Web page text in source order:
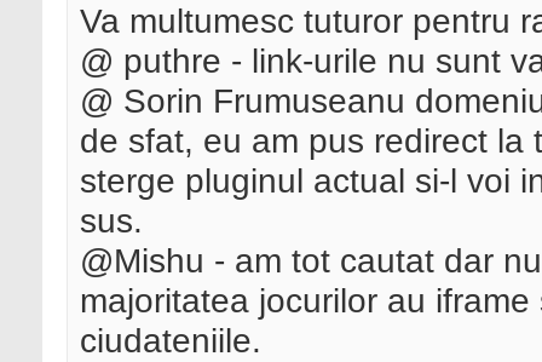
Va multumesc tuturor pentru
@ puthre - link-urile nu sunt
@ Sorin Frumuseanu
de sfat, eu am pus redirect la
sterge pluginul actual si-l voi
sus.
@Mishu - am tot cautat dar
majoritatea jocurilor au
ciudateniile.